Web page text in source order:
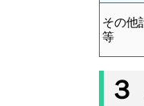
その他
等